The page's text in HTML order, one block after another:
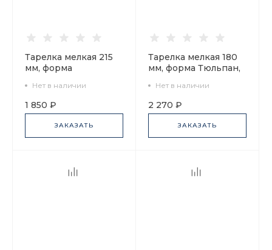
Тарелка мелкая 215
мм, форма
рисунок Морозная
сказка, арт.
80.96944.00.1
Нет в наличии
1 850 ₽
ЗАКАЗАТЬ
Тарелка мелкая 180
мм, форма Тюльпан,
Белоснежка, арт.
80.06241.00.1
Нет в наличии
2 270 ₽
ЗАКАЗАТЬ